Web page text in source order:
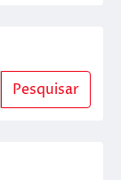
Pesquisar